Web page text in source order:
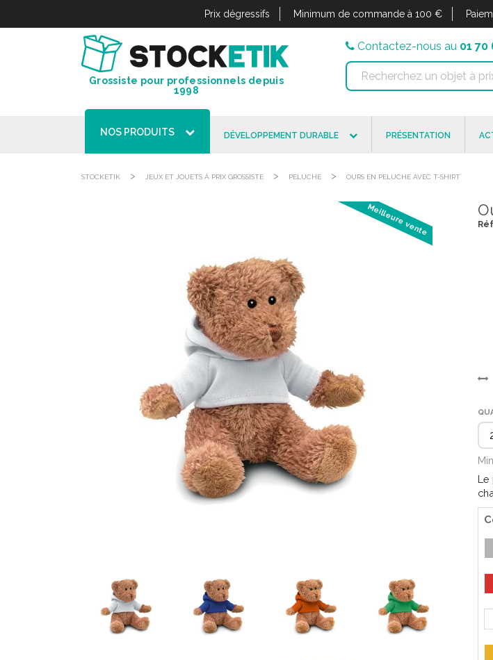
Prix dégressifs Minimum de commande à 100 €
Grossiste pour professionnels depuis
1998
Contactez-nous au 01 70
NOS PRODUITS DÉVELOPPEMENT DURABLE PRÉSENTATION
STOCKETIK > JEUX ET JOUETS À PRIX GROSSISTE > PELUCHE > OURS EN PELUCHE AVEC T-SHIRT
Meilleure vente
Le